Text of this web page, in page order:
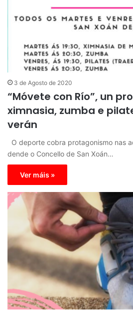
3 de Agosto de 2020
“Móvete con Río”, un
ximnasia, zumba e
verán
O deporte cobra protagonismo nas
dende o Concello de San Xoán…
Ver máis »